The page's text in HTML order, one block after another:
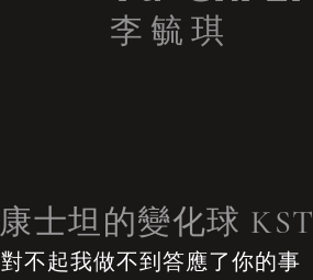
李 毓 琪
​康士坦的變化球 KST
對不起我做不到答應了你的事